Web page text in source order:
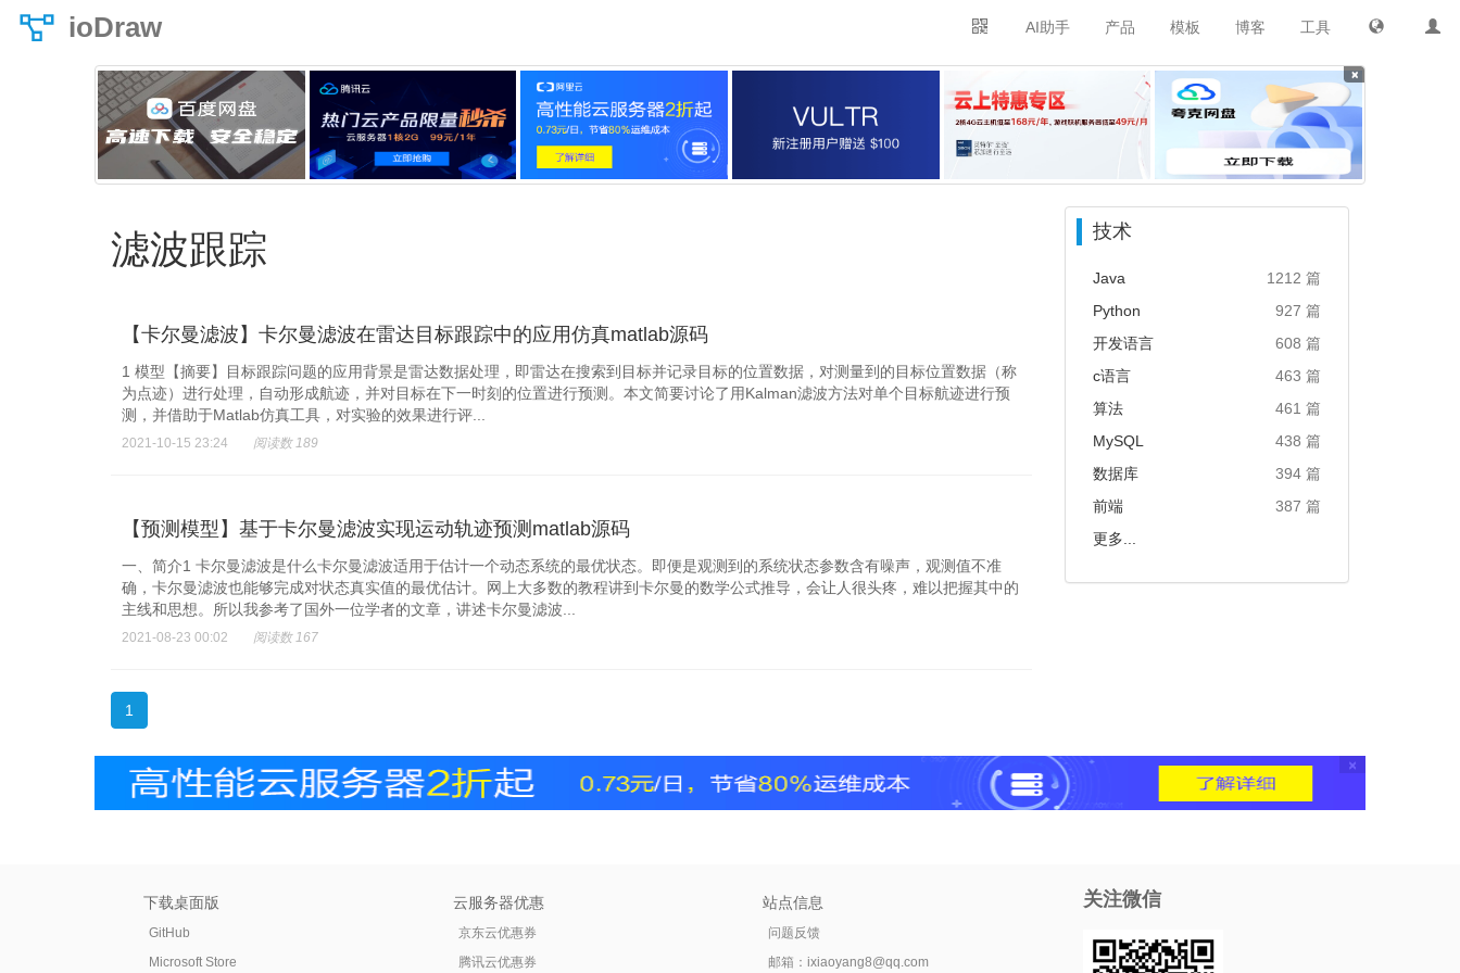
ioDraw 工具
博客
模板
产品
AI助手
×
滤波跟踪
【卡尔曼滤波】卡尔曼滤波在雷达目标跟踪中的应用仿真matlab源码
1 模型【摘要】目标跟踪问题的应用背景是雷达数据处理，即雷达在搜索到目标并记录目标的位置数据，对测量到的目标位置数据（称
为点迹）进行处理，自动形成航迹，并对目标在下一时刻的位置进行预测。本文简要讨论了用Kalman滤波方法对单个目标航迹进行预
测，并借助于Matlab仿真工具，对实验的效果进行评...
2021-10-15 23:24 阅读数 189
【预测模型】基于卡尔曼滤波实现运动轨迹预测matlab源码
一、简介1 卡尔曼滤波是什么卡尔曼滤波适用于估计一个动态系统的最优状态。即便是观测到的系统状态参数含有噪声，观测值不准
确，卡尔曼滤波也能够完成对状态真实值的最优估计。网上大多数的教程讲到卡尔曼的数学公式推导，会让人很头疼，难以把握其中的
主线和思想。所以我参考了国外一位学者的文章，讲述卡尔曼滤波...
2021-08-23 00:02 阅读数 167
1
技术
Java
1212 篇
Python
927 篇
开发语言
608 篇
c语言
463 篇
算法
461 篇
MySQL
438 篇
数据库
394 篇
前端
387 篇
更多...
×
下载桌面版
GitHub
Microsoft Store
云服务器优惠
京东云优惠券
腾讯云优惠券
站点信息
问题反馈
邮箱： ixiaoyang8@qq.com
关注微信